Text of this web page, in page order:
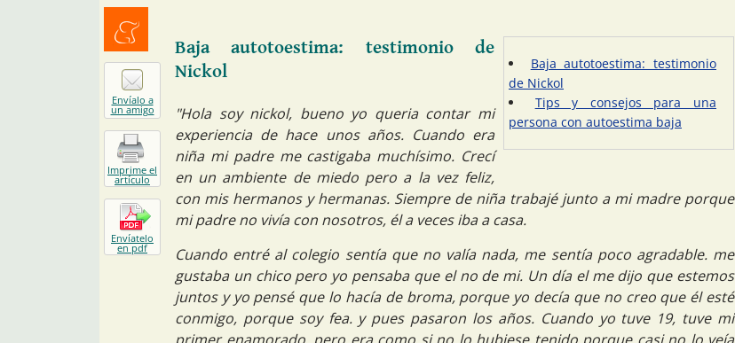
Baja autotoestima: testimonio
de Nickol
Tips y consejos para una
persona con autoestima baja
Baja autotoestima: testimonio de
Nickol
"Hola soy nickol, bueno yo queria contar mi
experiencia de hace unos años. Cuando era
niña mi padre me castigaba muchísimo. Crecí
en un ambiente de miedo pero a la vez feliz,
con mis hermanos y hermanas. Siempre de niña trabajé junto a mi madre porque
mi padre no vivía con nosotros, él a veces iba a casa.
Cuando entré al colegio sentía que no valía nada, me sentía poco agradable. me
gustaba un chico pero yo pensaba que el no de mi. Un día el me dijo que estemos
juntos y yo pensé que lo hacía de broma, porque yo decía que no creo que él esté
conmigo, porque soy fea. y pues pasaron los años. Cuando yo tuve 19, tuve mi
Menéalo
Envíalo a
un amigo
Imprime el
artículo
Envíatelo
en pdf